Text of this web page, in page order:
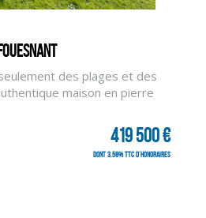
des plages et des
maison en pierre
419 500 €
dont 3.58% TTC d'honoraires